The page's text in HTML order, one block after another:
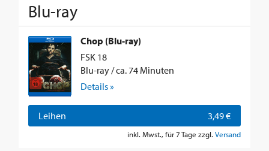
Blu-ray
Chop (Blu-ray)
FSK 18
Blu-ray / ca. 74 Minuten
Details »
Leihen 3,49 €
inkl. Mwst., für 7 Tage zzgl. Versand